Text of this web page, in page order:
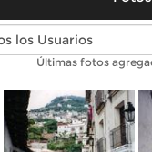
Fotos
Últimas fotos